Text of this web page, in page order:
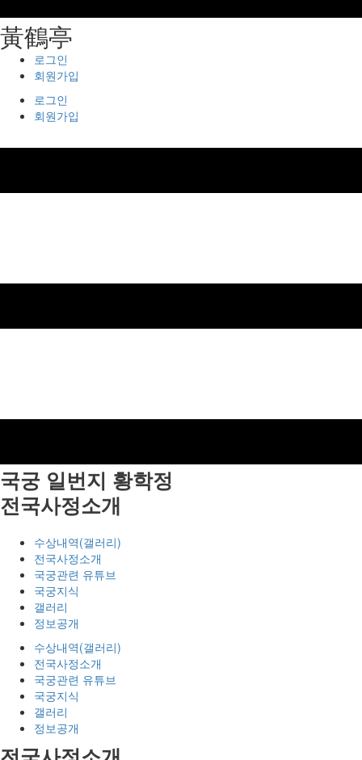
⿈鶴亭
로그인
회원가입
로그인
회원가입
국궁 일번지 황학정
전국사정소개
수상내역(갤러리)
전국사정소개
국궁관련 유튜브
국궁지식
갤러리
정보공개
수상내역(갤러리)
전국사정소개
국궁관련 유튜브
국궁지식
갤러리
정보공개